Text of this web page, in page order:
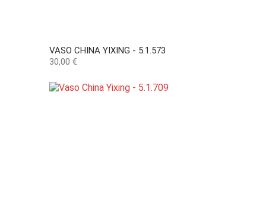
VASO CHINA YIXING - 5.1.573
Preço
30,00 €